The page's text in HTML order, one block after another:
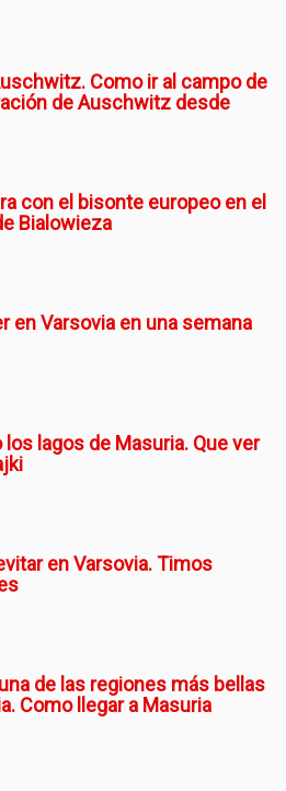
Como ir al campo de
de Auschwitz desde
con el bisonte europeo en el
Bialowieza
en Varsovia en una semana
lagos de Masuria. Que ver
en Varsovia. Timos
de las regiones más bellas
Como llegar a Masuria